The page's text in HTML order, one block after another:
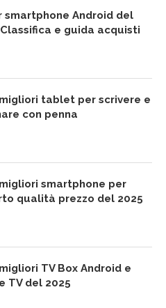
smartphone Android del
Classifica e guida acquisti
tablet per scrivere e
con penna
smartphone per
qualità prezzo del 2025
TV Box Android e
TV del 2025